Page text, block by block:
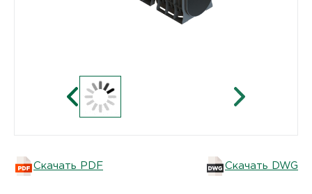
Скачать PDF Скачать DWG